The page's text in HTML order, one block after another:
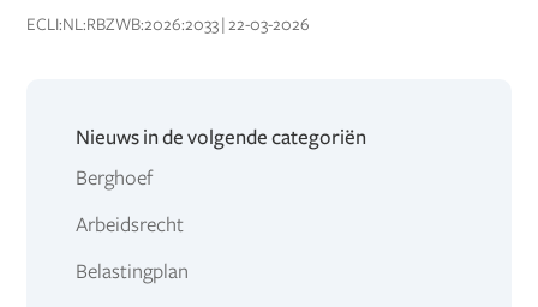
ECLI:NL:RBZWB:2026:2033 | 22-03-2026
Nieuws in de volgende categoriën
Berghoef
Arbeidsrecht
Belastingplan